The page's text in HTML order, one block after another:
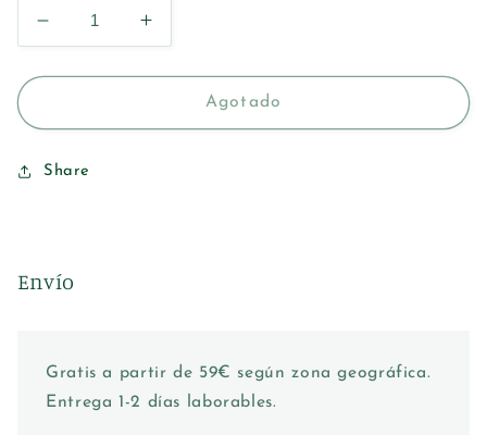
Reducir
cantidad
para
NATURALS
GEL
Aumentar
cantidad
para
DUREX
NATURALS
Agotado
Share
Envío
Gratis a partir de 59€ según zona geográfica.
Entrega 1-2 días laborables.